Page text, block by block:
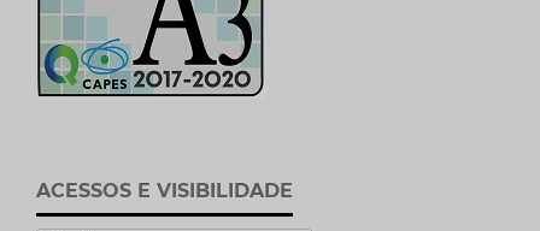
ACESSOS E VISIBILIDADE